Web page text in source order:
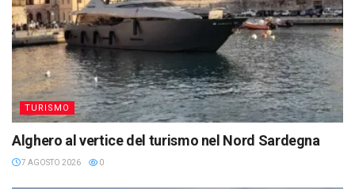
TURISMO
Alghero al vertice del turismo nel Nord Sardegna
7 AGOSTO 2026 0